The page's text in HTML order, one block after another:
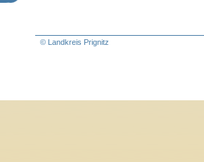
© Landkreis Prignitz